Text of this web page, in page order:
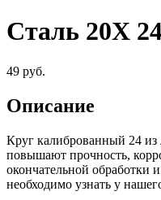
Сталь 20Х
49 руб.
Описание
Круг калиброванный 24
повышают прочность,
окончательной
необходимо узнать у